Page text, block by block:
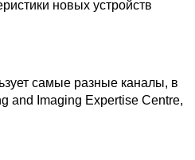
новых устройств
самые разные каналы, в
and Imaging Expertise Centre,